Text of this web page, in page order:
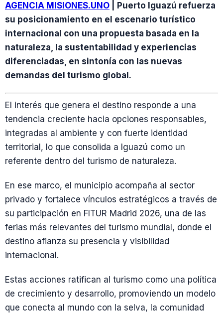
AGENCIA MISIONES.UNO | Puerto Iguazú refuerza
su posicionamiento en el escenario turístico
internacional con una propuesta basada en la
naturaleza, la sustentabilidad y experiencias
diferenciadas, en sintonía con las nuevas
demandas del turismo global.
El interés que genera el destino responde a una
tendencia creciente hacia opciones responsables,
integradas al ambiente y con fuerte identidad
territorial, lo que consolida a Iguazú como un
referente dentro del turismo de naturaleza.
En ese marco, el municipio acompaña al sector
privado y fortalece vínculos estratégicos a través de
su participación en FITUR Madrid 2026, una de las
ferias más relevantes del turismo mundial, donde el
destino afianza su presencia y visibilidad
internacional.
Estas acciones ratifican al turismo como una política
de crecimiento y desarrollo, promoviendo un modelo
que conecta al mundo con la selva, la comunidad